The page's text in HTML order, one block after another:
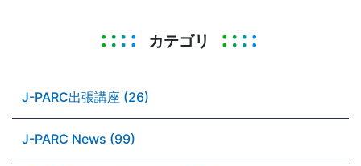
カテゴリ
J-PARC出張講座 (26)
J-PARC News (99)